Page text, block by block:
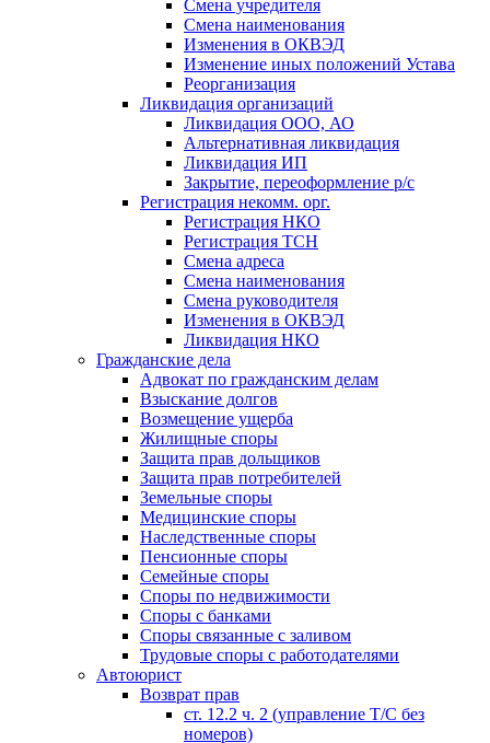
Cмена учредителя
Смена наименования
Изменения в ОКВЭД
Изменение иных положений Устава
Реорганизация
Ликвидация организаций
Ликвидация ООО, АО
Альтернативная ликвидация
Ликвидация ИП
Закрытие, переоформление р/с
Регистрация некомм. орг.
Регистрация НКО
Регистрация ТСН
Смена адреса
Смена наименования
Смена руководителя
Изменения в ОКВЭД
Ликвидация НКО
Гражданские дела
Адвокат по гражданским делам
Взыскание долгов
Возмещение ущерба
Жилищные споры
Защита прав дольщиков
Защита прав потребителей
Земельные споры
Медицинские споры
Наследственные споры
Пенсионные споры
Семейные споры
Cпоры по недвижимости
Споры с банками
Споры связанные с заливом
Трудовые споры с работодателями
Автоюрист
Возврат прав
ст. 12.2 ч. 2 (управление Т/С без
номеров)